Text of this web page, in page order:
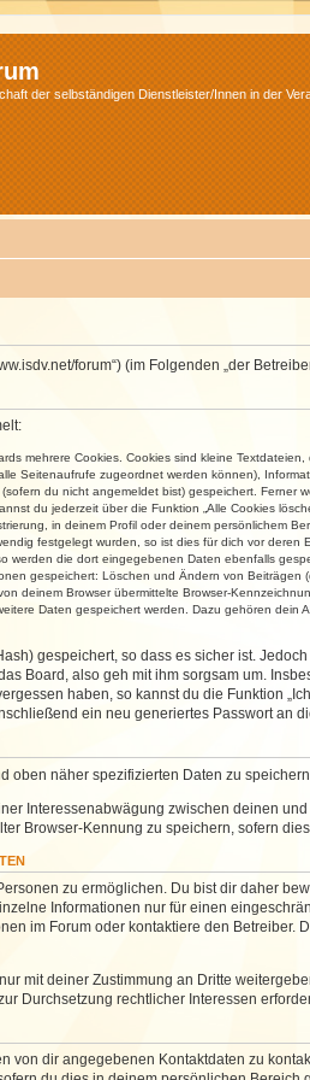
der selbständigen Dienstleister/Innen in der
forum“) (im Folgenden „der
mehrere Cookies. Cookies sind kleine
Seitenaufrufe zugeordnet werden können),
du nicht angemeldet bist) gespeichert.
du jederzeit über die Funktion „Alle Cookies
in deinem Profil oder deinem persönlichem
festgelegt wurden, so ist dies für dich vor deren
werden die dort eingegebenen Daten ebenfalls
gespeichert: Löschen und Ändern von
deinem Browser übermittelte Browser-
Daten gespeichert werden. Dazu gehören
gespeichert, so dass es sicher ist.
Board, also geh mit ihm sorgsam um.
haben, so kannst du die Funktion
ein neu generiertes Passwort an
oben näher spezifizierten Daten zu
Interessenabwägung zwischen deinen
Browser-Kennung zu speichern, sofern
zu ermöglichen. Du bist dir daher
Informationen nur für einen
im Forum oder kontaktiere den
mit deiner Zustimmung an Dritte
Durchsetzung rechtlicher Interessen
von dir angegebenen Kontaktdaten zu